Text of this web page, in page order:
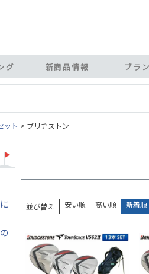
グ 新商品情報 ブラ
ット ブリヂストン
並び替え 安い順 高い順 新着順